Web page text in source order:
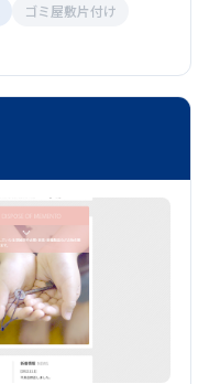
ゴミ屋敷片付け